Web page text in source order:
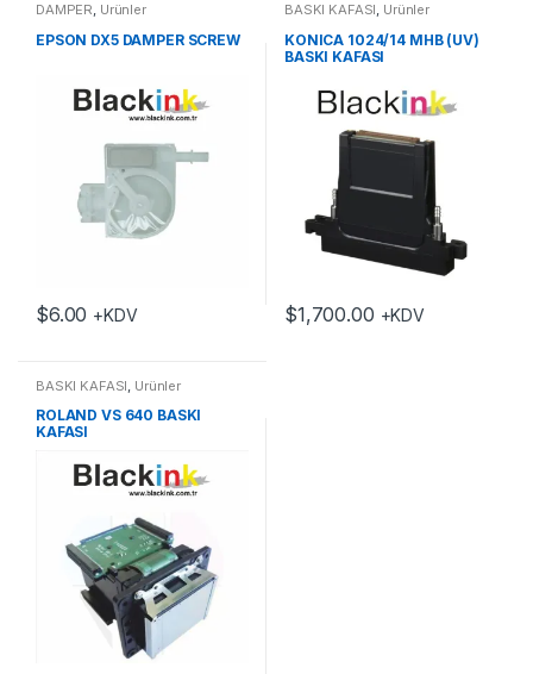
DAMPER, Ürünler
EPSON DX5 DAMPER SCREW
$6.00 +KDV
BASKI KAFASI, Ürünler
KONICA 1024/14 MHB (UV)
BASKI KAFASI
$1,700.00 +KDV
BASKI KAFASI, Ürünler
ROLAND VS 640 BASKI
KAFASI